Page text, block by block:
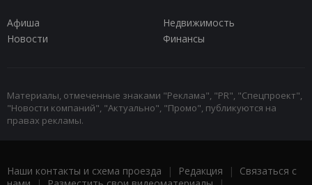
Афиша
Недвижимость
Новости
Финансы
Материалы, отмеченные знаками "Реклама", "PR", "Спецпроект",
"Новости компаний", "Актуально", "Промо", публикуются на
правах рекламы.
Наши контакты и схема проезда | Редакция | Связаться с